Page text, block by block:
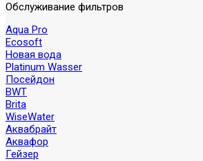
Обслуживание фильтров
Aqua Pro
Ecosoft
Новая вода
Platinum Wasser
Посейдон
BWT
Brita
WiseWater
Аквабрайт
Аквафор
Гейзер